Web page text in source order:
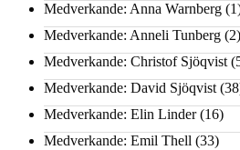
Medverkande: Anna Warnberg
Medverkande: Anneli Tunberg (2)
Medverkande: Christof Sjöqvist
Medverkande: David Sjöqvist
Medverkande: Elin Linder(16)
Medverkande: Emil Thell (33)